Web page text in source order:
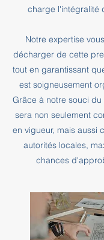
charge l'intégralité
Notre expertise
décharger de cette
tout en garantissant
est soigneusement
Grâce à notre souci
sera non seulement
en vigueur, mais aussi
autorités locales,
chances